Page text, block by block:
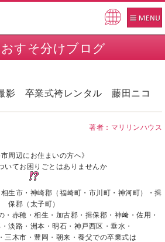
すそ分けブログ
影 卒業式袴レンタル 藤田ニコ
著者：マリリンハウス
市周辺にお住まいの方へ》
いてお困りごとはありませんか
生市・神崎郡（福崎町・市川町・神河町）・揖
保郡（太子町）
赤穂・相生・加古郡・揖保郡・神﨑・佐用・
淡路・洲本・明石・神戸西区・垂水・
三木市・豊岡・朝来・養父での卒業式は